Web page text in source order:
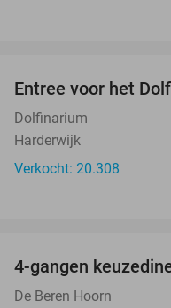
Entree voor het
Dolfinarium
Harderwijk
Verkocht: 20.308
4-gangen
De Beren Hoorn